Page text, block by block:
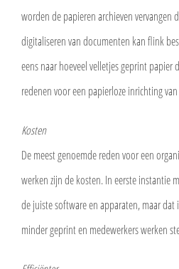
worden de papieren archieven
digitaliseren van documenten kan flink
eens naar hoeveel velletjes geprint papier
redenen voor een papierloze inrichting
Kosten
De meest genoemde reden voor een
werken zijn de kosten. In eerste instantie
de juiste software en apparaten, maar
minder geprint en medewerkers werken